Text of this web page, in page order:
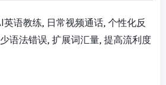
英语教练, 日常视频通话, 个性化反
语法错误, 扩展词汇量, 提高流利度